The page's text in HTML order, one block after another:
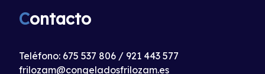
Contacto
Teléfono: 675 537 806 / 921 443 577
frilozam@congeladosfrilozam.es